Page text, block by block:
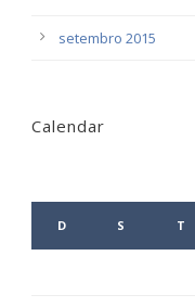
setembro 2015
Calendar
D S T